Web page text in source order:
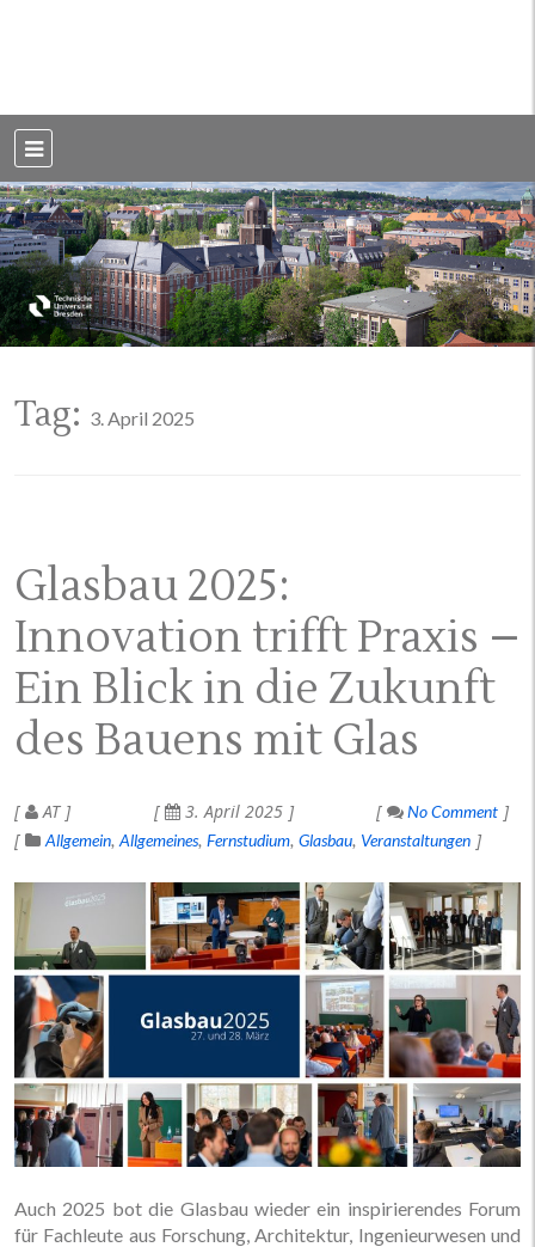
Dresden
Tag: 3. April 2025
Glasbau 2025:
Innovation trifft Praxis –
Ein Blick in die Zukunft
des Bauens mit Glas
AT 3. April 2025
No Comment
Allgemein Allgemeines Fernstudium Glasbau Veranstaltungen
Auch 2025 bot die Glasbau wieder ein inspirierendes Forum
für Fachleute aus Forschung, Architektur, Ingenieurwesen und